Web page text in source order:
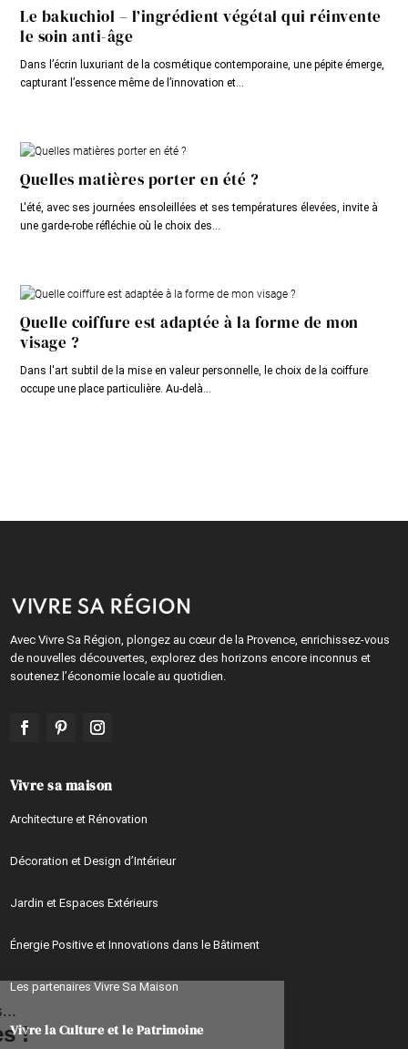
les Cookies !
Le bakuchiol – l’ingrédient végétal qui réinvente
le soin anti-âge
Dans l’écrin luxuriant de la cosmétique contemporaine, une pépite émerge,
capturant l’essence même de l’innovation et...
Quelles matières porter en été ?
L'été, avec ses journées ensoleillées et ses températures élevées, invite à
une garde-robe réfléchie où le choix des...
Quelle coiffure est adaptée à la forme de mon
visage ?
Dans l'art subtil de la mise en valeur personnelle, le choix de la coiffure
occupe une place particulière. Au-delà...
Avec Vivre Sa Région, plongez au cœur de la Provence, enrichissez-vous
de nouvelles découvertes, explorez des horizons encore inconnus et
soutenez l’économie locale au quotidien.
Vivre sa maison
Architecture et Rénovation
Décoration et Design d’Intérieur
Jardin et Espaces Extérieurs
Énergie Positive et Innovations dans le Bâtiment
Les partenaires Vivre Sa Maison
Vivre la Culture et le Patrimoine